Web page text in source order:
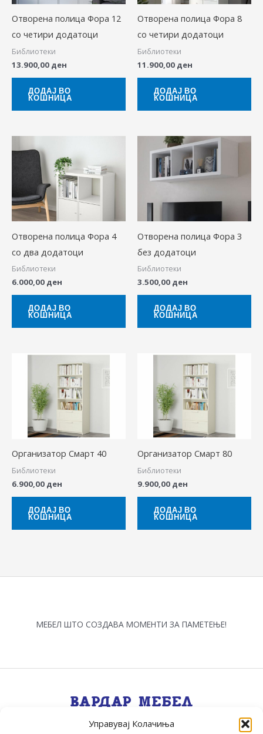
Управувај Колачиња
Отворена полица Фора 12
со четири додатоци
Библиотеки
13.900,00 ден
ДОДАЈ ВО
КОШНИЦА
Отворена полица Фора 8
со четири додатоци
Библиотеки
11.900,00 ден
ДОДАЈ ВО
КОШНИЦА
Отворена полица Фора 4
со два додатоци
Библиотеки
6.000,00 ден
ДОДАЈ ВО
КОШНИЦА
Отворена полица Фора 3
без додатоци
Библиотеки
3.500,00 ден
ДОДАЈ ВО
КОШНИЦА
Организатор Смарт 40
Библиотеки
6.900,00 ден
ДОДАЈ ВО
КОШНИЦА
Организатор Смарт 80
Библиотеки
9.900,00 ден
ДОДАЈ ВО
КОШНИЦА
МЕБЕЛ ШТО СОЗДАВА МОМЕНТИ ЗА ПАМЕТЕЊЕ!